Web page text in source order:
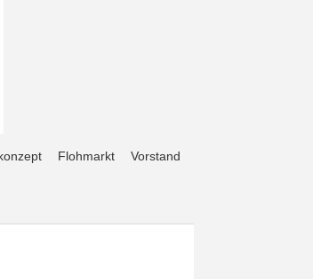
Flohmarkt Vorstand